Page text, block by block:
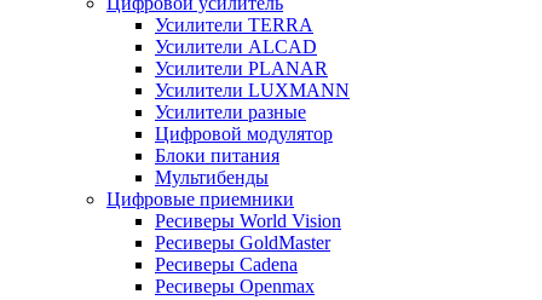
Усилители TERRA
Усилители ALCAD
Усилители PLANAR
Усилители LUXMANN
Усилители разные
Цифровой модулятор
Блоки питания
Мультибенды
Цифровые приемники
Ресиверы World Vision
Ресиверы GoldMaster
Ресиверы Cadena
Ресиверы Openmax